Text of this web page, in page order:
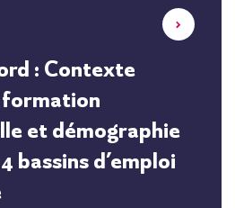
: Contexte
et démographie
bassins d’emploi